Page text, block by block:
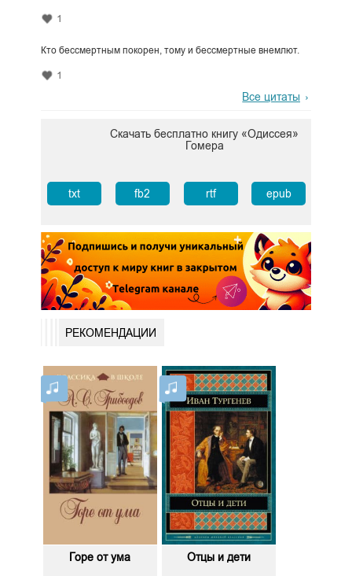
1
Кто бессмертным покорен, тому и бессмертные внемлют.
1
Все цитаты
Скачать бесплатно книгу «Одиссея»
Гомера
txt fb2 rtf epub
РЕКОМЕНДАЦИИ
Горе от ума Отцы и дети